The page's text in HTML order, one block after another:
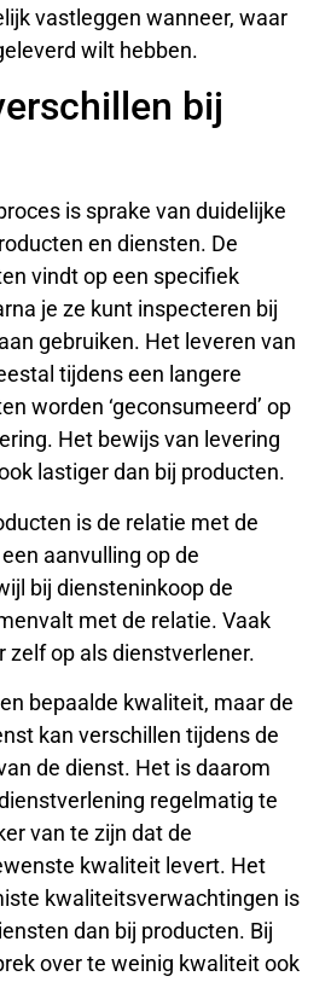
vastleggen wanneer, waar
wilt hebben.
bij
is sprake van duidelijke
en diensten. De
vindt op een specifiek
je ze kunt inspecteren bij
gebruiken. Het leveren van
tijdens een langere
worden ‘geconsumeerd’ op
Het bewijs van levering
lastiger dan bij producten.
is de relatie met de
aanvulling op de
bij diensteninkoop de
met de relatie. Vaak
zelf op als dienstverlener.
bepaalde kwaliteit, maar de
kan verschillen tijdens de
de dienst. Het is daarom
regelmatig te
van te zijn dat de
kwaliteit levert. Het
kwaliteitsverwachtingen is
dan bij producten. Bij
over te weinig kwaliteit ook